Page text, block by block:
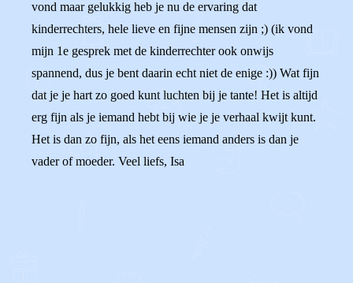
vond maar gelukkig heb je nu de ervaring dat
kinderrechters, hele lieve en fijne mensen zijn ;) (ik vond
mijn 1e gesprek met de kinderrechter ook onwijs
spannend, dus je bent daarin echt niet de enige :)) Wat fijn
dat je je hart zo goed kunt luchten bij je tante! Het is altijd
erg fijn als je iemand hebt bij wie je je verhaal kwijt kunt.
Het is dan zo fijn, als het eens iemand anders is dan je
vader of moeder. Veel liefs, Isa